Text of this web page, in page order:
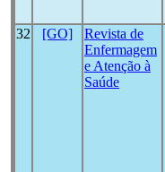
32 [GO]
Revista de
Enfermagem
e Atenção à
Saúde